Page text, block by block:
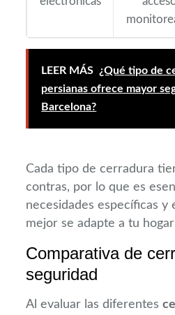
LEER MÁS ¿Qué tipo de
persianas ofrece mayor
Barcelona?
Cada tipo de cerradura
contras, por lo que es
necesidades específicas y
mejor se adapte a tu
Comparativa de
seguridad
Al evaluar las diferentes